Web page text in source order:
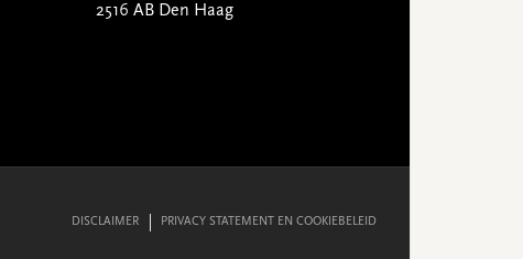
2516 AB Den Haag
DISCLAIMER PRIVACY STATEMENT EN COOKIEBELEID